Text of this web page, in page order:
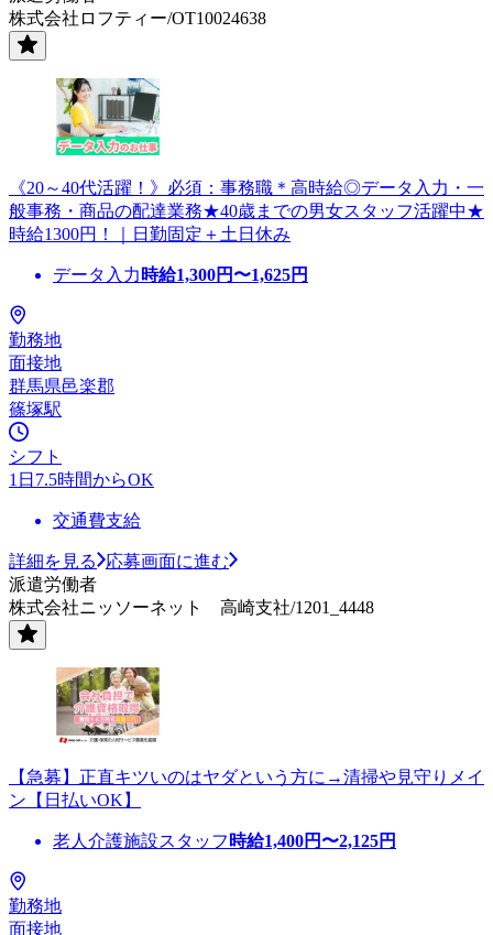
株式会社ロフティー/OT10024638
《20～40代活躍！》必須：事務職＊高時給◎データ入力・一
般事務・商品の配達業務★40歳までの男女スタッフ活躍中★
時給1300円！｜日勤固定＋土日休み
データ入力 時給1,300円〜1,625円
勤務地
面接地
群馬県邑楽郡
篠塚駅
シフト
1日7.5時間からOK
交通費支給
詳細を見る
応募画面に進む
派遣労働者
株式会社ニッソーネット 高崎支社/1201_4448
【急募】正直キツいのはヤダという方に→清掃や見守りメイ
ン【日払いOK】
老人介護施設スタッフ 時給1,400円〜2,125円
勤務地
面接地